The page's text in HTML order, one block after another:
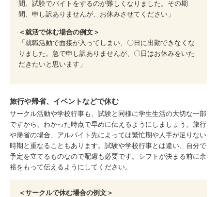
間、試験でバイトをするのが難しくなりました。その期
間、申し訳ありませんが、お休みさせてください」
＜就活で休む場合の例文＞
「就職活動で面接が入ってしまい、〇日に出勤できなくな
りました。急で申し訳ありませんが、〇日はお休みをいた
だきたいと思います」
旅行や帰省、イベントなどで休む
サークル活動や学校行事も、試験と同様に学生生活の大切な一部
ですから、わかった時点で早めに伝えるようにしましょう。旅行
や帰省の場合、アルバイト先によっては繁忙期や人手が足りない
時期と重なることもあります。試験や学校行事とは違い、自分で
予定を立てるものなので配慮も必要です。シフトが決まる前に余
裕をもって伝えるようにしてください。
＜サークルで休む場合の例文＞